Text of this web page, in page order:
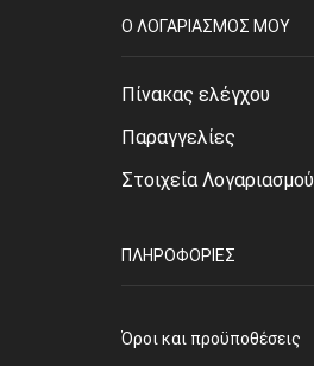
O ΛΟΓΑΡΙΑΣΜΌΣ ΜΟΥ
Πίνακας ελέγχου
Παραγγελίες
Στοιχεία Λογαριασμού
ΠΛΗΡΟΦΟΡΊΕΣ
Όροι και προϋποθέσεις